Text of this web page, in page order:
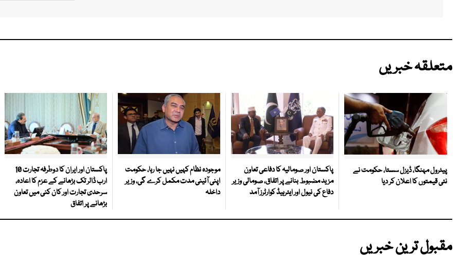
متعلقہ خبریں
پیٹرول مہنگا، ڈیزل سستا، حکومت نے
نئی قیمتوں کا اعلان کر دیا
پاکستان اور صومالیہ کا دفاعی تعاون
مزید مضبوط بنانے پر اتفاق، صومالی وزیر
دفاع کی نیول اور ایئرہیڈ کوارٹرز آمد
موجودہ نظام کہیں نہیں جا رہا، حکومت
اپنی آئینی مدت مکمل کرے گی، وزیر
داخلہ
پاکستان اور ایران کا دوطرفہ تجارت 10
ارب ڈالر تک بڑھانے کے عزم کا اعادہ،
سرحدی تجارت اور کان کنی میں تعاون
بڑھانے پر اتفاق
مقبول ترین خبریں